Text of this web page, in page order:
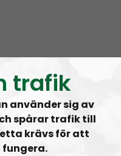
från Nordisk
de ordinarie
RSS
trafik
använder sig av
spårar trafik till
krävs för att
fungera.